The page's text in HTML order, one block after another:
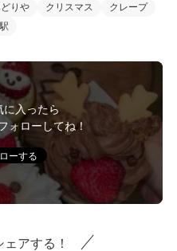
りや クリスマス
クレープ
に入ったら
ォローしてね！
アする！